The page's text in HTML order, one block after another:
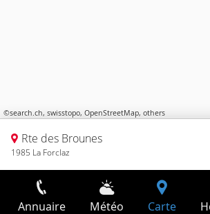
©search.ch, swisstopo, OpenStreetMap, others
Rte des Brounes
1985 La Forclaz
Annuaire Météo Carte